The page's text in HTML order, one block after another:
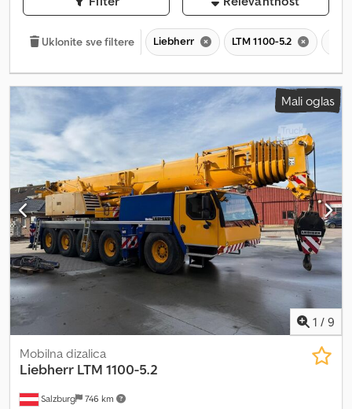
Uklonite sve filtere Liebherr LTM 1100-5.2
Mali oglas
1 / 9
Salzburg 746 km
Mobilna dizalica
Liebherr LTM 1100-5.2